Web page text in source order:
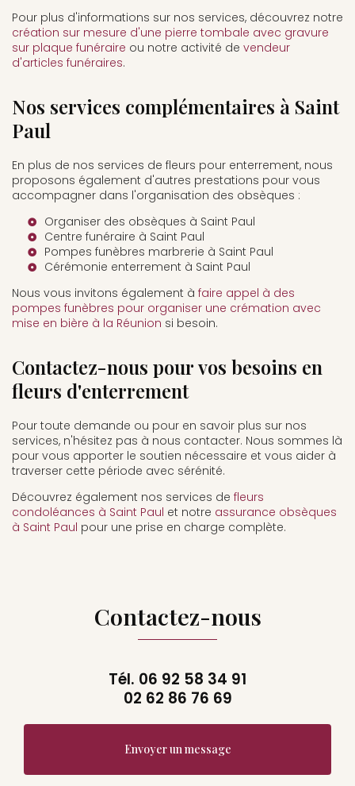
Pour plus d'informations sur nos services, découvrez notre
création sur mesure d'une pierre tombale avec gravure
sur plaque funéraire ou notre activité de vendeur
d'articles funéraires.
Nos services complémentaires à Saint
Paul
En plus de nos services de fleurs pour enterrement, nous
proposons également d'autres prestations pour vous
accompagner dans l'organisation des obsèques :
Organiser des obsèques à Saint Paul
Centre funéraire à Saint Paul
Pompes funèbres marbrerie à Saint Paul
Cérémonie enterrement à Saint Paul
Nous vous invitons également à faire appel à des
pompes funèbres pour organiser une crémation avec
mise en bière à la Réunion si besoin.
Contactez-nous pour vos besoins en
fleurs d'enterrement
Pour toute demande ou pour en savoir plus sur nos
services, n'hésitez pas à nous contacter. Nous sommes là
pour vous apporter le soutien nécessaire et vous aider à
traverser cette période avec sérénité.
Découvrez également nos services de fleurs
condoléances à Saint Paul et notre assurance obsèques
à Saint Paul pour une prise en charge complète.
Contactez-nous
Tél. 06 92 58 34 91
02 62 86 76 69
Envoyer un message